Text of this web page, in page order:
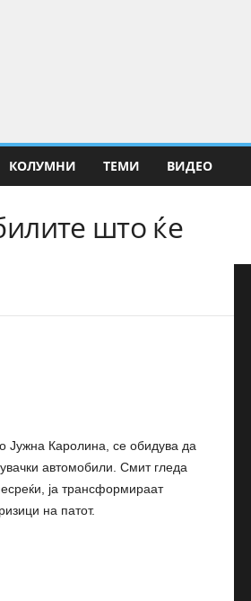
КОЛУМНИ ТЕМИ ВИДЕО
што ќе
Јужна Каролина, се обидува да
автомобили. Смит гледа
ја трансформираат
на патот.